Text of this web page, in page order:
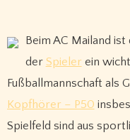
Beim AC Mailand ist
der Spielerein
Fußballmannschaft als
Kopfhörer – P50
Spielfeld sind aus